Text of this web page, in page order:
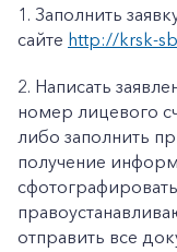
1. Заполнить
сайте http://krsk-
2. Написать
номер лицевого
либо заполнить
получение
отправить все